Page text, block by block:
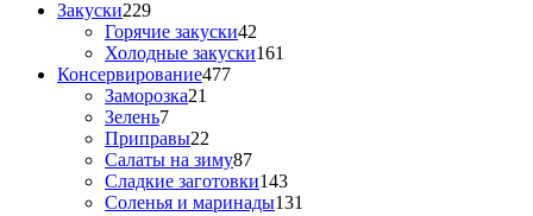
Закуски229
Горячие закуски42
Холодные закуски161
Консервирование477
Заморозка21
Зелень7
Приправы22
Салаты на зиму87
Сладкие заготовки143
Соленья и маринады131